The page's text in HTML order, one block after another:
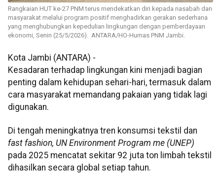
Rangkaian HUT ke-27 PNM terus mendekatkan diri kepada nasabah dan
masyarakat melalui program positif menghadirkan gerakan sederhana
yang menghubungkan kepedulian lingkungan dengan pemberdayaan
ekonomi, Senin (25/5/2026). ANTARA/HO-Humas PNM Jambi.
Kota Jambi (ANTARA) -
Kesadaran terhadap lingkungan kini menjadi bagian
penting dalam kehidupan sehari-hari, termasuk dalam
cara masyarakat memandang pakaian yang tidak lagi
digunakan.
Di tengah meningkatnya tren konsumsi tekstil dan
fast fashion, UN Environment Program me (UNEP)
pada 2025 mencatat sekitar 92 juta ton limbah tekstil
dihasilkan secara global setiap tahun.